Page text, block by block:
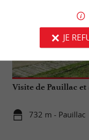
Visite de Pauillac et
732 m - Pauillac
Gourmande
JE